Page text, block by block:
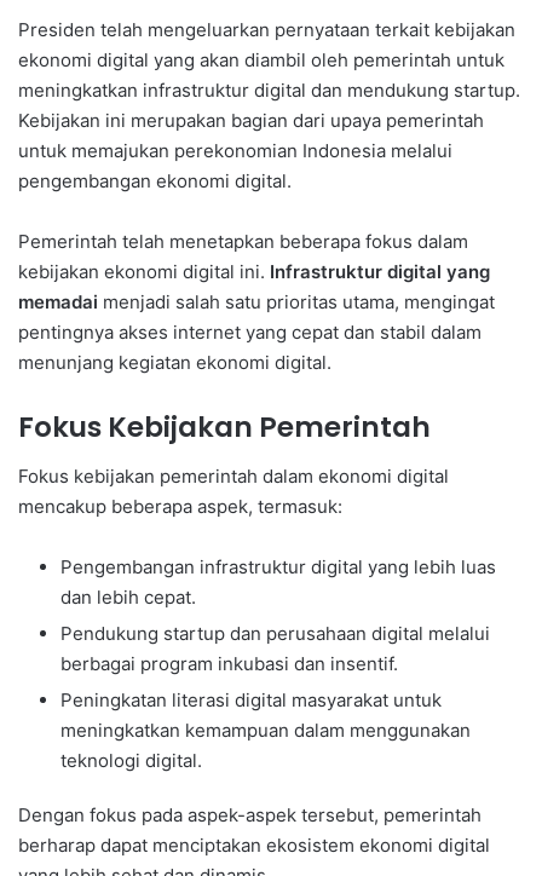
Presiden telah mengeluarkan pernyataan terkait kebijakan
ekonomi digital yang akan diambil oleh pemerintah untuk
meningkatkan infrastruktur digital dan mendukung startup.
Kebijakan ini merupakan bagian dari upaya pemerintah
untuk memajukan perekonomian Indonesia melalui
pengembangan ekonomi digital.
Pemerintah telah menetapkan beberapa fokus dalam
kebijakan ekonomi digital ini. Infrastruktur digital yang
memadai menjadi salah satu prioritas utama, mengingat
pentingnya akses internet yang cepat dan stabil dalam
menunjang kegiatan ekonomi digital.
Fokus Kebijakan Pemerintah
Fokus kebijakan pemerintah dalam ekonomi digital
mencakup beberapa aspek, termasuk:
Pengembangan infrastruktur digital yang lebih luas
dan lebih cepat.
Pendukung startup dan perusahaan digital melalui
berbagai program inkubasi dan insentif.
Peningkatan literasi digital masyarakat untuk
meningkatkan kemampuan dalam menggunakan
teknologi digital.
Dengan fokus pada aspek-aspek tersebut, pemerintah
berharap dapat menciptakan ekosistem ekonomi digital